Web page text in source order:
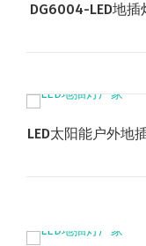
DG6004-LED地
LED太阳能户外地